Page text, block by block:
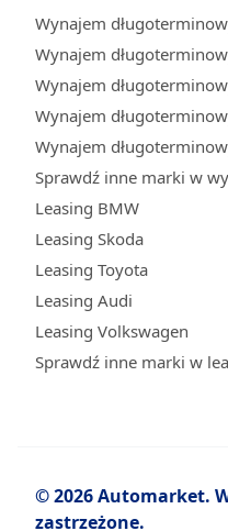
Wynajem
Wynajem
Wynajem
Wynajem
Wynajem
Sprawdź inne marki w
Leasing BMW
Leasing Skoda
Leasing Toyota
Leasing Audi
Leasing Volkswagen
Sprawdź inne marki w
© 2026 Automarket.
zastrzeżone.